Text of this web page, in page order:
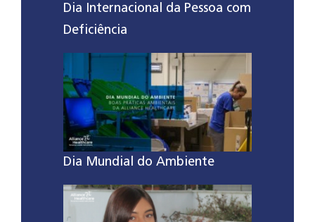
Dia Internacional da Pessoa com
Deficiência
Dia Mundial do Ambiente